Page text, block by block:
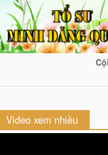
Video xem nhiều